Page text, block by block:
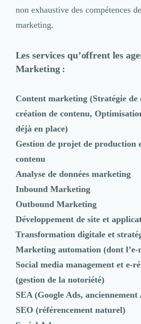
Accélérateurs et incubateurs
Réhabilitation et maintenance
Logiciel PropTech
Désinfection & décontamination
Nettoyage & Ménage
Espaces de Coworking
non exhaustive des compétences
marketing.
Les services qu’offrent les
Marketing :
Content marketing (Stratégie de
création de contenu,
déjà en place)
Gestion de projet de production
contenu
Analyse de données marketing
Inbound Marketing
Outbound Marketing
Développement de site et
Transformation digitale et
Marketing automation (dont l’e-
Social media management et e-
(gestion de la notoriété)
SEA (Google Ads,
SEO (référencement naturel)